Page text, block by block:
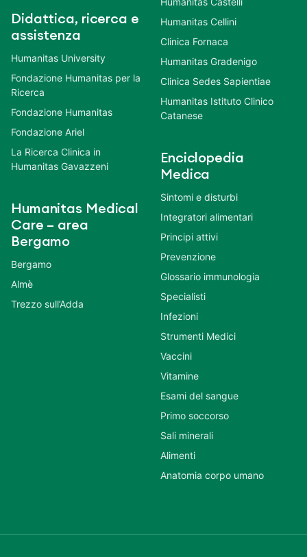
Didattica, ricerca e
assistenza
Humanitas University
Fondazione Humanitas per la
Ricerca
Fondazione Humanitas
Fondazione Ariel
La Ricerca Clinica in
Humanitas Gavazzeni
Humanitas Medical
Care – area
Bergamo
Bergamo
Almè
Trezzo sull’Adda
Humanitas Cellini
Clinica Fornaca
Humanitas Gradenigo
Clinica Sedes Sapientiae
Humanitas Istituto Clinico
Catanese
Enciclopedia
Medica
Sintomi e disturbi
Integratori alimentari
Principi attivi
Prevenzione
Glossario immunologia
Specialisti
Infezioni
Strumenti Medici
Vaccini
Vitamine
Esami del sangue
Primo soccorso
Sali minerali
Alimenti
Anatomia corpo umano